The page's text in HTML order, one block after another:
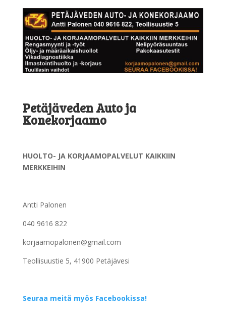
Petäjäveden Auto ja
Konekorjaamo
HUOLTO- JA KORJAAMOPALVELUT KAIKKIIN
MERKKEIHIN
Antti Palonen
040 9616 822
korjaamopalonen@gmail.com
Teollisuustie 5, 41900 Petäjävesi
Seuraa meitä myös Facebookissa!